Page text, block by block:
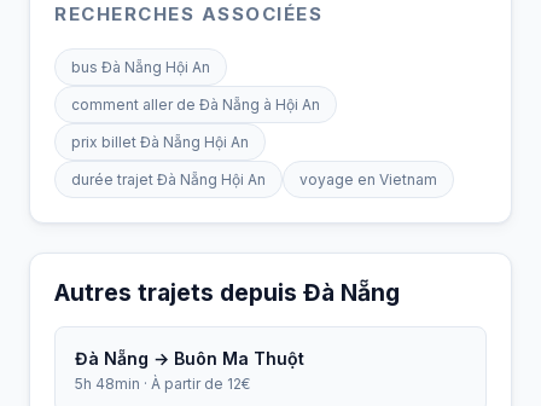
RECHERCHES ASSOCIÉES
bus Đà Nẵng Hội An
comment aller de Đà Nẵng à Hội An
prix billet Đà Nẵng Hội An
durée trajet Đà Nẵng Hội An voyage en Vietnam
Autres trajets depuis Đà Nẵng
Đà Nẵng → Buôn Ma Thuột
5h 48min · À partir de 12€